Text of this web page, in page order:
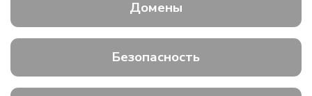
Домены
Безопасность